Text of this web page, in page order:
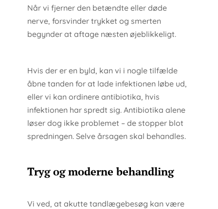
Når vi fjerner den betændte eller døde
nerve, forsvinder trykket og smerten
begynder at aftage næsten øjeblikkeligt.
Hvis der er en byld, kan vi i nogle tilfælde
åbne tanden for at lade infektionen løbe ud,
eller vi kan ordinere antibiotika, hvis
infektionen har spredt sig. Antibiotika alene
løser dog ikke problemet – de stopper blot
spredningen. Selve årsagen skal behandles.
Tryg og moderne behandling
Vi ved, at akutte tandlægebesøg kan være